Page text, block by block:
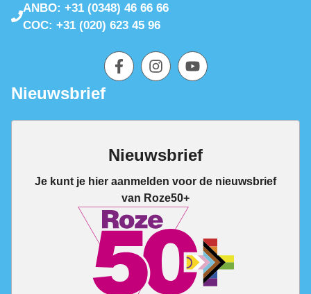
ANBO: +31 (0348) 46 66 66
COC: +31 (020) 623 45 96
Nieuwsbrief
Nieuwsbrief
Je kunt je hier aanmelden voor de nieuwsbrief
van Roze50+